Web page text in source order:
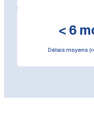
<6
Délais moyens